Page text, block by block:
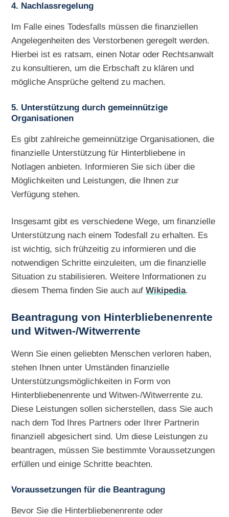
4. Nachlassregelung
Im Falle eines Todesfalls müssen die finanziellen
Angelegenheiten des Verstorbenen geregelt werden.
Hierbei ist es ratsam, einen Notar oder Rechtsanwalt
zu konsultieren, um die Erbschaft zu klären und
mögliche Ansprüche geltend zu machen.
5. Unterstützung durch gemeinnützige
Organisationen
Es gibt zahlreiche gemeinnützige Organisationen, die
finanzielle Unterstützung für Hinterbliebene in
Notlagen anbieten. Informieren Sie sich über die
Möglichkeiten und Leistungen, die Ihnen zur
Verfügung stehen.
Insgesamt gibt es verschiedene Wege, um finanzielle
Unterstützung nach einem Todesfall zu erhalten. Es
ist wichtig, sich frühzeitig zu informieren und die
notwendigen Schritte einzuleiten, um die finanzielle
Situation zu stabilisieren. Weitere Informationen zu
diesem Thema finden Sie auch aufWikipedia.
Beantragung von Hinterbliebenenrente
und Witwen-/Witwerrente
Wenn Sie einen geliebten Menschen verloren haben,
stehen Ihnen unter Umständen finanzielle
Unterstützungsmöglichkeiten in Form von
Hinterbliebenenrente und Witwen-/Witwerrente zu.
Diese Leistungen sollen sicherstellen, dass Sie auch
nach dem Tod Ihres Partners oder Ihrer Partnerin
finanziell abgesichert sind. Um diese Leistungen zu
beantragen, müssen Sie bestimmte Voraussetzungen
erfüllen und einige Schritte beachten.
Voraussetzungen für die Beantragung
Bevor Sie die Hinterbliebenenrente oder